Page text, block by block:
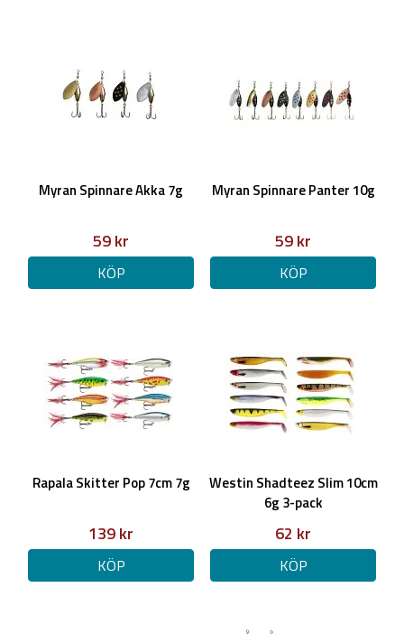
Myran Spinnare Akka 7g
59 kr
KÖP
Myran Spinnare Panter 10g
59 kr
KÖP
Rapala Skitter Pop 7cm 7g
139 kr
KÖP
Westin Shadteez Slim 10cm
6g 3-pack
62 kr
KÖP